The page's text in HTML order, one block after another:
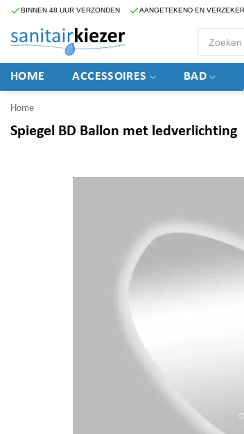
Ga
inhoud
BINNEN 48 UUR VERZONDEN AANGETEKEND EN
Producten
zoeken
HOME ACCESSOIRES BAD
Home
Spiegel BD Ballon met ledverlichting